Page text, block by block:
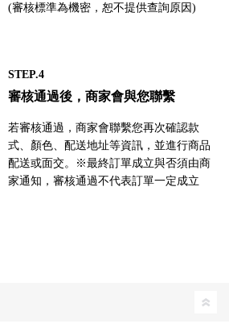
(審核標準為機密，恕不提供查詢原因)
STEP.4
審核通過後，商家會與您聯繫
若審核通過，商家會聯繫您再次確認款
式、顏色、配送地址等資訊，並進行商品
配送或面交。※最終訂單成立與否須由商
家通知，審核通過不代表訂單一定成立